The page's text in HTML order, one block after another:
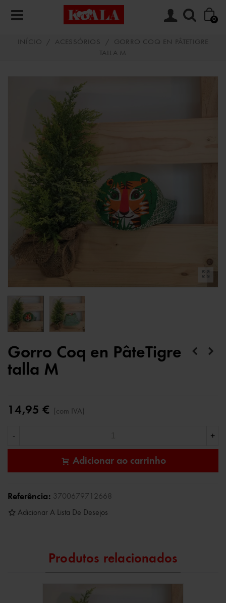
0
INÍCIO / ACESSÓRIOS /
GORRO COQ EN PÂTETIGRE
TALLA M
Gorro Coq en PâteTigre
talla M
14,95 € (com IVA)
- +
Adicionar ao carrinho
Referência: 3700679712668
Adicionar A Lista De Desejos
Produtos relacionados